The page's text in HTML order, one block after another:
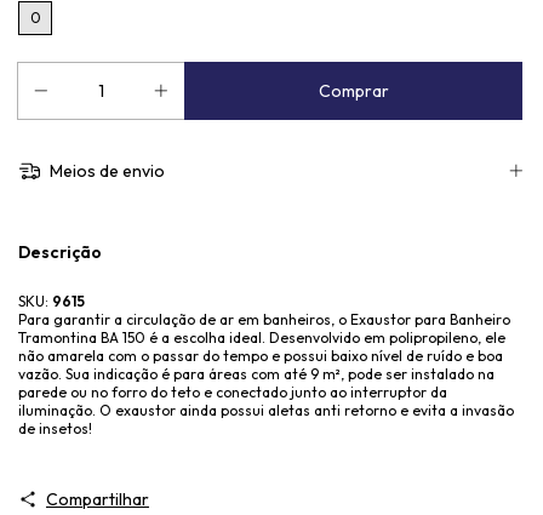
0
Meios de envio
Descrição
SKU: 9615
Para garantir a circulação de ar em banheiros, o Exaustor para Banheiro
Tramontina BA 150 é a escolha ideal. Desenvolvido em polipropileno, ele
não amarela com o passar do tempo e possui baixo nível de ruído e boa
vazão. Sua indicação é para áreas com até 9 m², pode ser instalado na
parede ou no forro do teto e conectado junto ao interruptor da
iluminação. O exaustor ainda possui aletas anti retorno e evita a invasão
de insetos!
Compartilhar